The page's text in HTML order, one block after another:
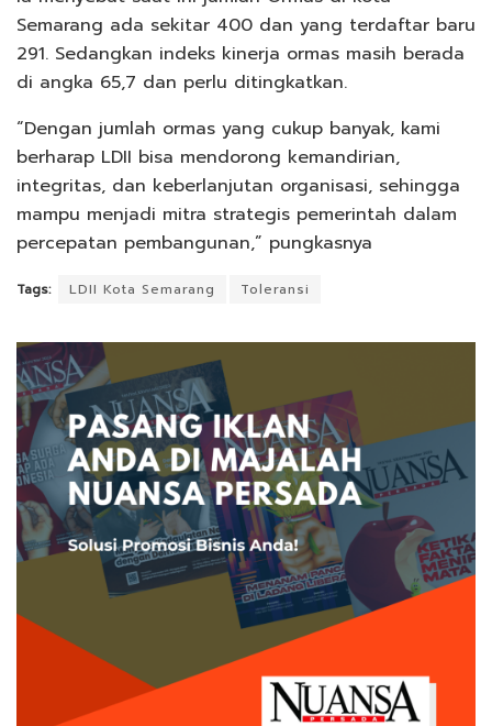
Semarang ada sekitar 400 dan yang terdaftar baru
291. Sedangkan indeks kinerja ormas masih berada
di angka 65,7 dan perlu ditingkatkan.
“Dengan jumlah ormas yang cukup banyak, kami
berharap LDII bisa mendorong kemandirian,
integritas, dan keberlanjutan organisasi, sehingga
mampu menjadi mitra strategis pemerintah dalam
percepatan pembangunan,” pungkasnya
Tags: LDII Kota Semarang Toleransi